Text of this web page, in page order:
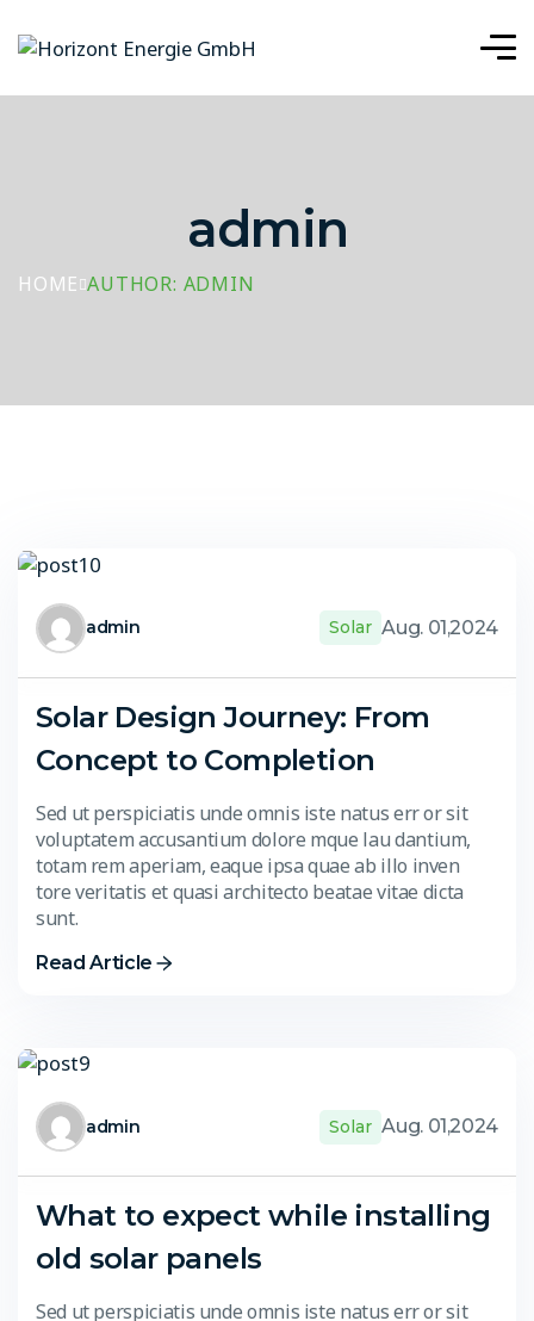
admin
HOME AUTHOR: ADMIN
admin Solar Aug. 01,2024
Solar Design Journey: From
Concept to Completion
Sed ut perspiciatis unde omnis iste natus err or sit
voluptatem accusantium dolore mque lau dantium,
totam rem aperiam, eaque ipsa quae ab illo inven
tore veritatis et quasi architecto beatae vitae dicta
sunt.
Read Article
admin Solar Aug. 01,2024
What to expect while installing
old solar panels
Sed ut perspiciatis unde omnis iste natus err or sit